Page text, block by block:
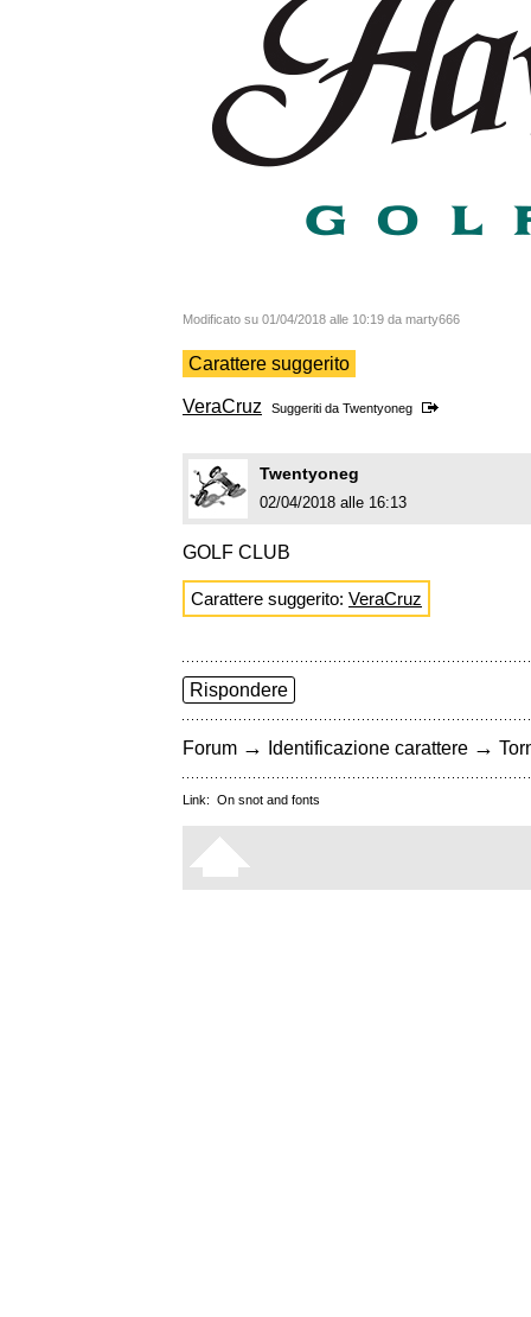
Modificato su 01/04/2018 alle 10:19 da marty666
Carattere suggerito
VeraCruz Suggeriti da Twentyoneg
Twentyoneg
02/04/2018 alle 16:13
GOLF CLUB
Carattere suggerito: VeraCruz
Rispondere
Forum → Identificazione carattere →
Link: On snot and fonts